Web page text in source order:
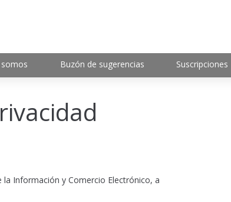
Buzón de sugerencias Suscripciones
la Información y Comercio Electrónico, a